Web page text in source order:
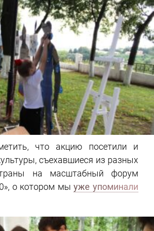
что акцию посетили и
съехавшиеся из разных
на масштабный форум
о котором мыуже упоминали